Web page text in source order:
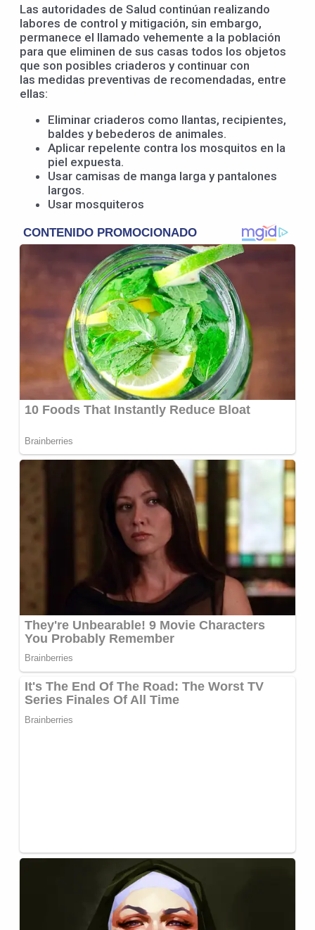
Las autoridades de Salud continúan realizando
labores de control y mitigación, sin embargo,
permanece el llamado vehemente a la población
para que eliminen de sus casas todos los objetos
que son posibles criaderos y continuar con
las medidas preventivas de recomendadas, entre
ellas:
Eliminar criaderos como llantas, recipientes,
baldes y bebederos de animales.
Aplicar repelente contra los mosquitos en la
piel expuesta.
Usar camisas de manga larga y pantalones
largos.
Usar mosquiteros